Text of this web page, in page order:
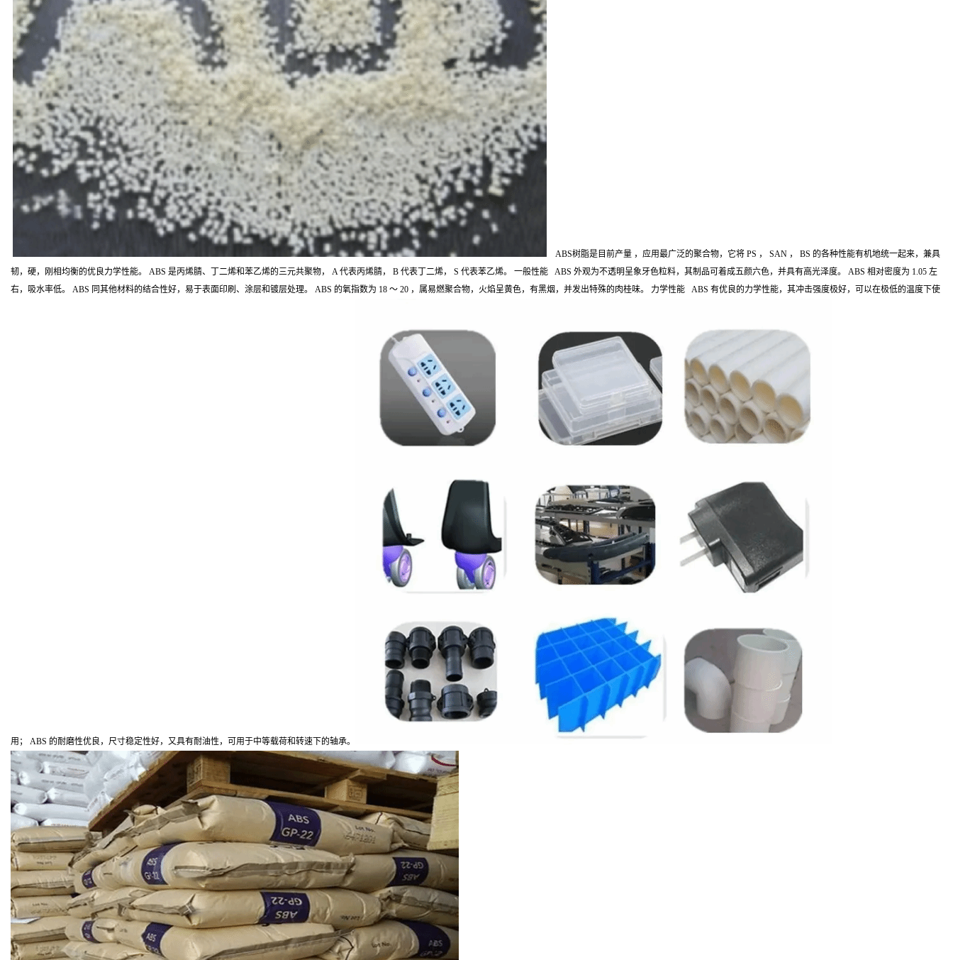
ABS树脂是目前产量 ，应用最广泛的聚合物，它将 PS ， SAN ， BS 的各种性能有机地统一起来，兼具
韧，硬，刚相均衡的优良力学性能。 ABS 是丙烯腈、丁二烯和苯乙烯的三元共聚物， A 代表丙烯腈， B 代表丁二烯， S 代表苯乙烯。 一般性能 ABS 外观为不透明呈象牙色粒料，其制品可着成五颜六色，并具有高光泽度。 ABS 相对密度为 1.05 左
右，吸水率低。 ABS 同其他材料的结合性好，易于表面印刷、涂层和镀层处理。 ABS 的氧指数为 18 ～ 20 ，属易燃聚合物，火焰呈黄色，有黑烟，并发出特殊的肉桂味。 力学性能 ABS 有优良的力学性能，其冲击强度极好，可以在极低的温度下使
用； ABS 的耐磨性优良，尺寸稳定性好，又具有耐油性，可用于中等载荷和转速下的轴承。